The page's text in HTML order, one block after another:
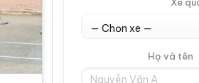
Xe
Họ và tên